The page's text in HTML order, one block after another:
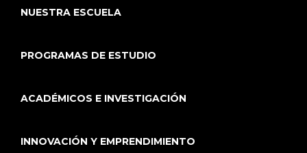
NUESTRA ESCUELA
PROGRAMAS DE ESTUDIO
ACADÉMICOS E INVESTIGACIÓN
INNOVACIÓN Y EMPRENDIMIENTO